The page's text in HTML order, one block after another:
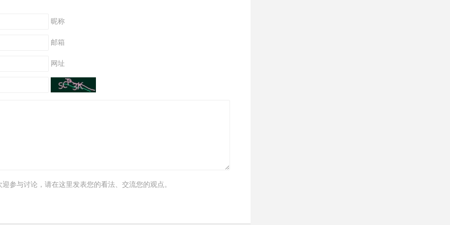
昵称
邮箱
网址
参与讨论，请在这里发表您的看法、交流您的观点。